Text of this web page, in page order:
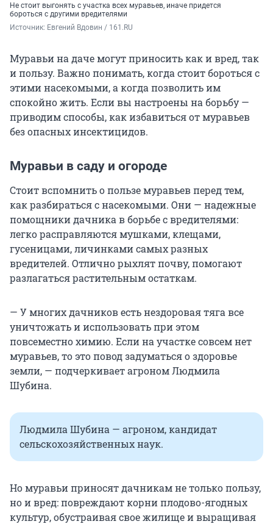
Не стоит выгонять с участка всех муравьев, иначе придется
бороться с другими вредителями
Источник: Евгений Вдовин / 161.RU
Муравьи на даче могут приносить как и вред, так
и пользу. Важно понимать, когда стоит бороться с
этими насекомыми, а когда позволить им
спокойно жить. Если вы настроены на борьбу —
приводим способы, как избавиться от муравьев
без опасных инсектицидов.
Муравьи в саду и огороде
Стоит вспомнить о пользе муравьев перед тем,
как разбираться с насекомыми. Они — надежные
помощники дачника в борьбе с вредителями:
легко расправляются мушками, клещами,
гусеницами, личинками самых разных
вредителей. Отлично рыхлят почву, помогают
разлагаться растительным остаткам.
— У многих дачников есть нездоровая тяга все
уничтожать и использовать при этом
повсеместно химию. Если на участке совсем нет
муравьев, то это повод задуматься о здоровье
земли, — подчеркивает агроном Людмила
Шубина.
Людмила Шубина — агроном, кандидат
сельскохозяйственных наук.
Но муравьи приносят дачникам не только пользу,
но и вред: повреждают корни плодово-ягодных
культур, обустраивая свое жилище и выращивая